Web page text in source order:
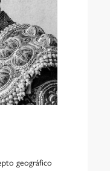
geográfico